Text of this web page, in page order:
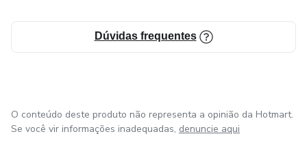
Dúvidas frequentes
O conteúdo deste produto não representa a opinião da Hotmart.
Se você vir informações inadequadas, denuncie aqui